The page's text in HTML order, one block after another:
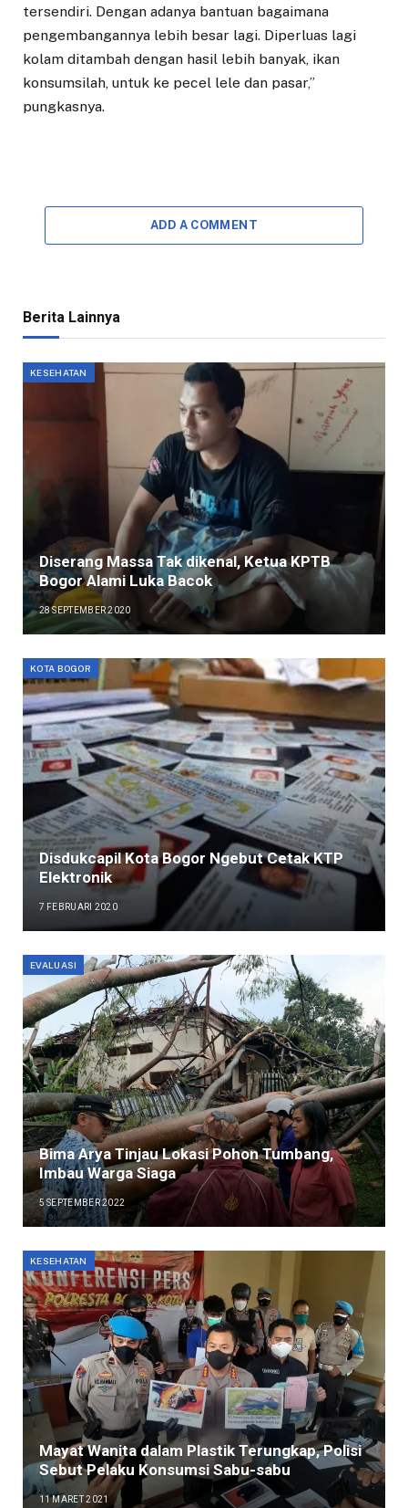
tersendiri. Dengan adanya bantuan bagaimana
pengembangannya lebih besar lagi. Diperluas lagi
kolam ditambah dengan hasil lebih banyak, ikan
konsumsilah, untuk ke pecel lele dan pasar,”
pungkasnya.
ADD A COMMENT
Berita Lainnya
KESEHATAN
Diserang Massa Tak dikenal, Ketua KPTB
Bogor Alami Luka Bacok
28 SEPTEMBER 2020
KOTA BOGOR
Disdukcapil Kota Bogor Ngebut Cetak KTP
Elektronik
7 FEBRUARI 2020
EVALUASI
Bima Arya Tinjau Lokasi Pohon Tumbang,
Imbau Warga Siaga
5 SEPTEMBER 2022
KESEHATAN
Mayat Wanita dalam Plastik Terungkap, Polisi
Sebut Pelaku Konsumsi Sabu-sabu
11 MARET 2021